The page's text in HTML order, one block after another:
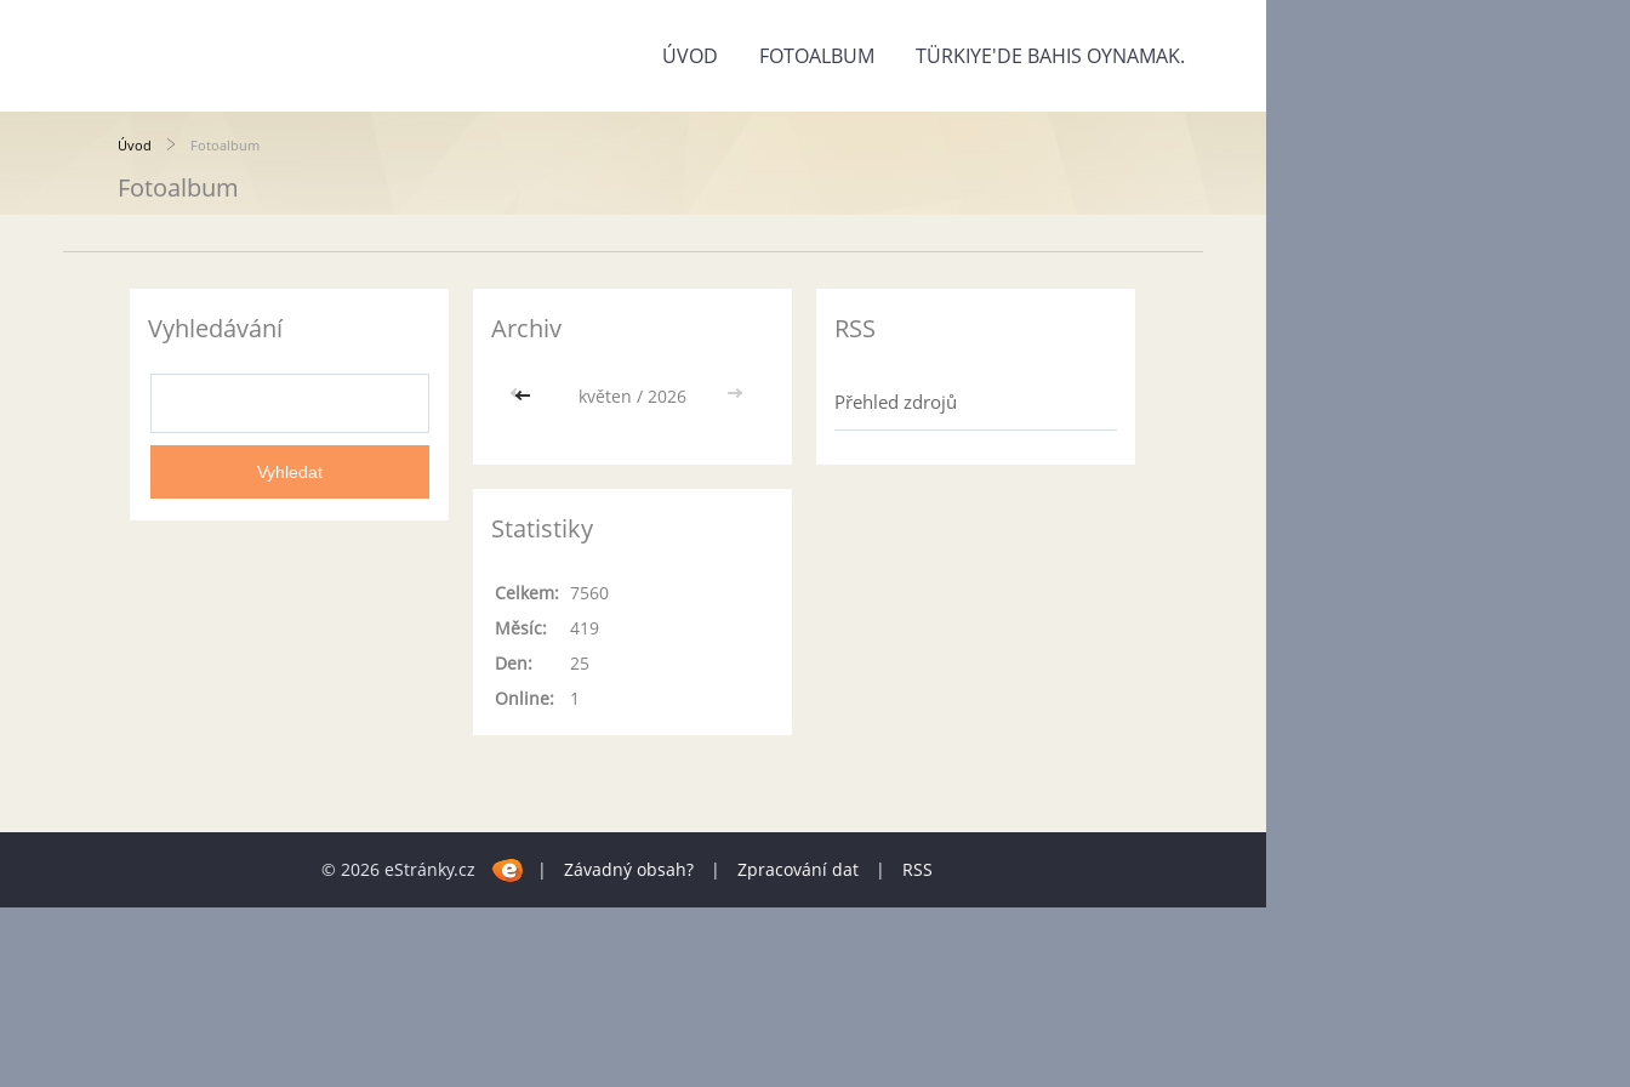
ÚVOD FOTOALBUM TÜRKIYE'DE BAHIS OYNAMAK.
Úvod Fotoalbum
Fotoalbum
Vyhledávání Archiv
<< květen / 2026 >>
RSS
Přehled zdrojů
Statistiky
Online: 1
Celkem: 7560
Měsíc:
419
Den:
25
© 2026 eStránky.cz | Závadný obsah? | Zpracování dat | RSS